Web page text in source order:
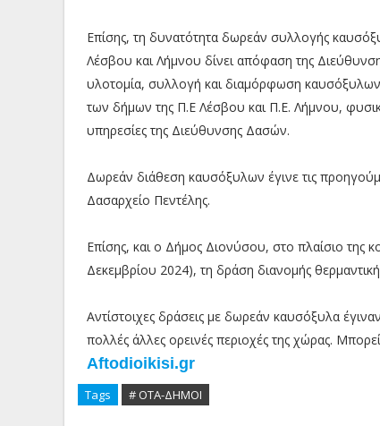
Επίσης, τη δυνατότητα δωρεάν συλλογής
Λέσβου και Λήμνου δίνει απόφαση της
υλοτομία, συλλογή και διαμόρφωση
των δήμων της Π.Ε Λέσβου και Π.Ε. Λήμνου,
υπηρεσίες της Διεύθυνσης Δασών.
Δωρεάν διάθεση καυσόξυλων έγινε τις
Δασαρχείο Πεντέλης.
Επίσης, και ο Δήμος Διονύσου, στο πλαίσιο της
Δεκεμβρίου 2024), τη δράση διανομής
Αντίστοιχες δράσεις με δωρεάν καυσόξυλα
πολλές άλλες ορεινές περιοχές της χώρας.
Aftodioikisi.gr
Tags # ΟΤΑ-ΔΗΜΟΙ